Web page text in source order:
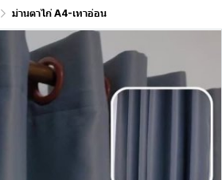
ม่านตาไก่ A4-เทาอ่อน